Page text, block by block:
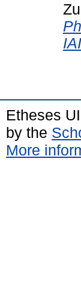
Etheses
by the
More